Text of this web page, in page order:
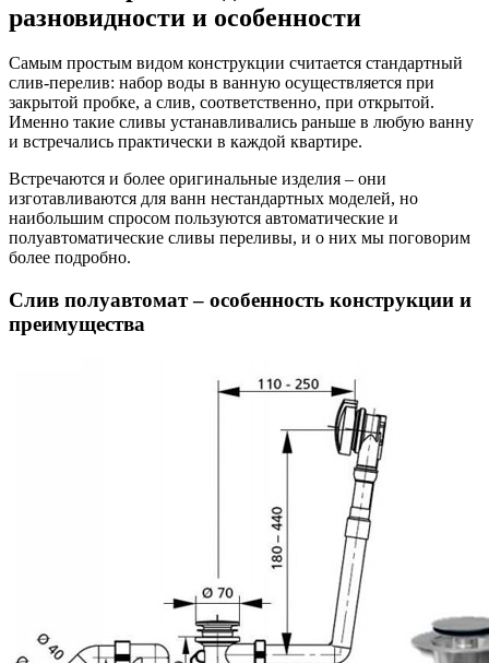
разновидности и особенности
Самым простым видом конструкции считается стандартный
слив-перелив: набор воды в ванную осуществляется при
закрытой пробке, а слив, соответственно, при открытой.
Именно такие сливы устанавливались раньше в любую ванну
и встречались практически в каждой квартире.
Встречаются и более оригинальные изделия – они
изготавливаются для ванн нестандартных моделей, но
наибольшим спросом пользуются автоматические и
полуавтоматические сливы переливы, и о них мы поговорим
более подробно.
Слив полуавтомат – особенность конструкции и
преимущества